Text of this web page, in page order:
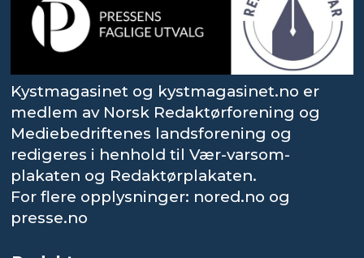
Kystmagasinet og kystmagasinet.no er
medlem av Norsk Redaktørforening og
Mediebedriftenes landsforening og
redigeres i henhold til Vær-varsom-
plakaten og Redaktørplakaten.
For flere opplysninger: nored.no og
presse.no